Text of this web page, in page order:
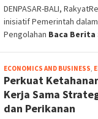
DENPASAR-BALI,
inisiatif Pemerintah
Pengolahan Baca Berita
ECONOMICS AND BUSINESS,
Perkuat
Kerja Sama
dan Perikanan